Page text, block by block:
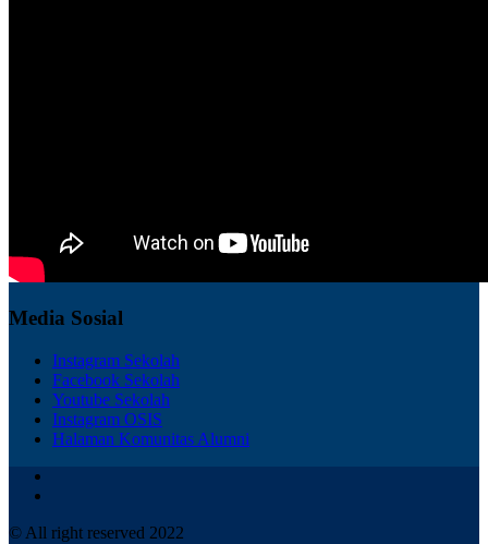
Media Sosial
Instagram Sekolah
Facebook Sekolah
Youtube Sekolah
Instagram OSIS
Halaman Komunitas Alumni
© All right reserved 2022